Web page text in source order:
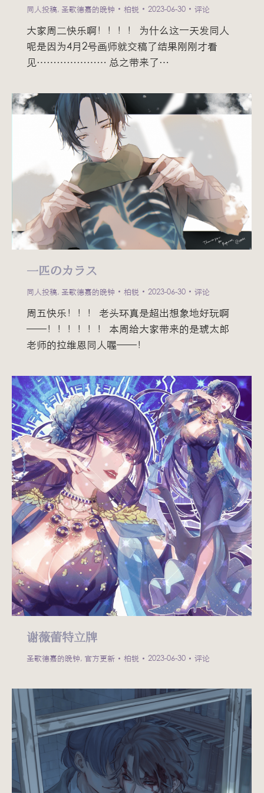
同人投稿, 圣歌德嘉的晚钟 柏锐 2023-06-30 评论
大家周二快乐啊！！！！ 为什么这一天发同人
呢是因为4月2号画师就交稿了结果刚刚才看
见………………… 总之带来了…
一匹のカラス
同人投稿, 圣歌德嘉的晚钟 柏锐 2023-06-30 评论
周五快乐！！！ 老头环真是超出想象地好玩啊
——！！！！！！ 本周给大家带来的是琥太郎
老师的拉维恩同人喔——！
谢薇蕾特立牌
圣歌德嘉的晚钟, 官方更新 柏锐 2023-06-30 评论